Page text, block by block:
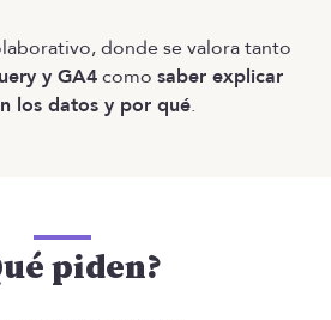
donde se valora tanto
y GA4como saber explicar
los datos y por qué.
piden?